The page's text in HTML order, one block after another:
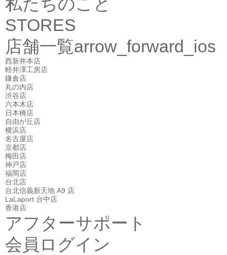
STORES
店舗一覧arrow_forward_ios
西新井本店
軽井澤工房店
鎌倉店
丸の内店
渋谷店
六本木店
日本橋店
自由が丘店
横浜店
名古屋店
京都店
梅田店
神戸店
福岡店
台北店
台北信義新天地 A9 店
LaLaport 台中店
香港店
アフターサポート
会員ログイン